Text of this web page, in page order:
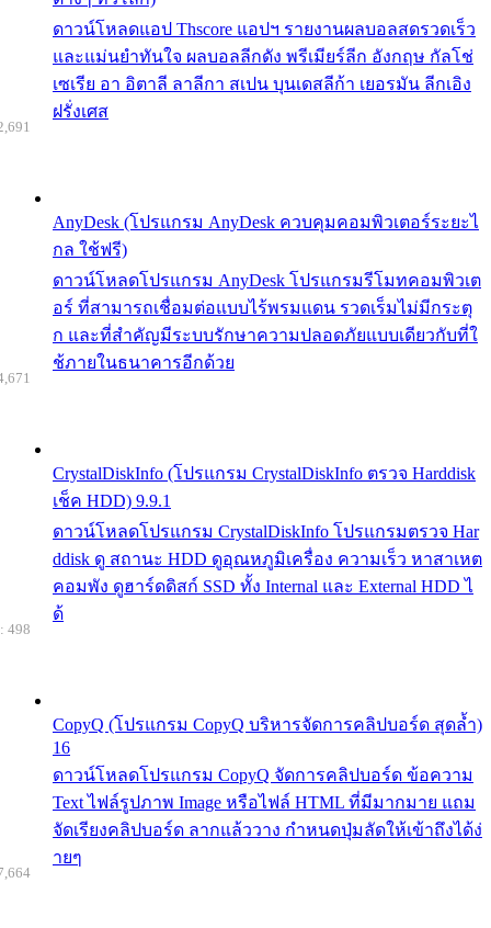
ดาวน์โหลดแอป Thscore แอปฯ รายงานผลบอลสดรวดเร็ว
และแม่นยำทันใจ ผลบอลลีกดัง พรีเมียร์ลีก อังกฤษ กัลโช่
เซเรีย อา อิตาลี ลาลีกา สเปน บุนเดสลีก้า เยอรมัน ลีกเอิง
ฝรั่งเศส
AnyDesk (โปรแกรม AnyDesk ควบคุมคอมพิวเตอร์ระยะไ
กล ใช้ฟรี)
ดาวน์โหลดโปรแกรม AnyDesk โปรแกรมรีโมทคอมพิวเต
อร์ ที่สามารถเชื่อมต่อแบบไร้พรมแดน รวดเร็มไม่มีกระตุ
ก และที่สำคัญมีระบบรักษาความปลอดภัยแบบเดียวกับที่ใ
ช้ภายในธนาคารอีกด้วย
CrystalDiskInfo (โปรแกรม CrystalDiskInfo ตรวจ Harddisk
เช็ค HDD) 9.9.1
ดาวน์โหลดโปรแกรม CrystalDiskInfo โปรแกรมตรวจ Har
ddisk ดู สถานะ HDD ดูอุณหภูมิเครื่อง ความเร็ว หาสาเหต
คอมพัง ดูฮาร์ดดิสก์ SSD ทั้ง Internal และ External HDD ไ
ด้
CopyQ (โปรแกรม CopyQ บริหารจัดการคลิปบอร์ด สุดล้ำ)
16
ดาวน์โหลดโปรแกรม CopyQ จัดการคลิปบอร์ด ข้อความ
Text ไฟล์รูปภาพ Image หรือไฟล์ HTML ที่มีมากมาย แถม
จัดเรียงคลิปบอร์ด ลากแล้ววาง กำหนดปุ่มลัดให้เข้าถึงได้ง่
ายๆ
498